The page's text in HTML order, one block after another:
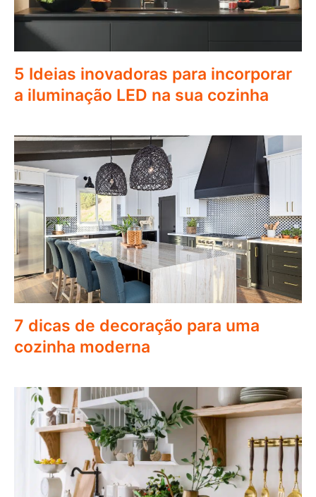
5 Ideias inovadoras para incorporar
a iluminação LED na sua cozinha
7 dicas de decoração para uma
cozinha moderna